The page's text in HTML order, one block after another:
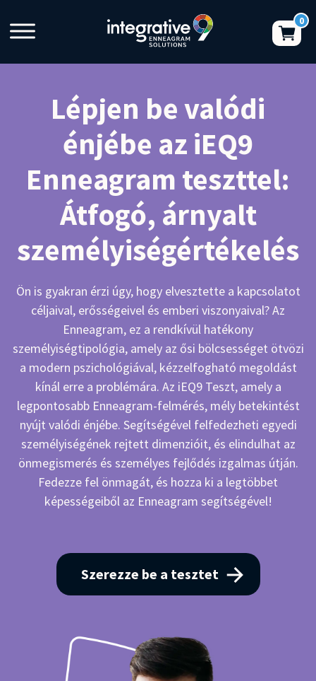
Lépjen be valódi
énjébe az iEQ9
Enneagram teszttel:
Átfogó, árnyalt
személyiségértékelés
Ön is gyakran érzi úgy, hogy elvesztette a kapcsolatot
céljaival, erősségeivel és emberi viszonyaival? Az
Enneagram, ez a rendkívül hatékony
személyiségtipológia, amely az ősi bölcsességet ötvözi
a modern pszichológiával, kézzelfogható megoldást
kínál erre a problémára. Az iEQ9 Teszt, amely a
legpontosabb Enneagram-felmérés, mély betekintést
nyújt valódi énjébe. Segítségével felfedezheti egyedi
személyiségének rejtett dimenzióit, és elindulhat az
önmegismerés és személyes fejlődés izgalmas útján.
Fedezze fel önmagát, és hozza ki a legtöbbet
képességeiből az Enneagram segítségével!
Szerezze be a tesztet